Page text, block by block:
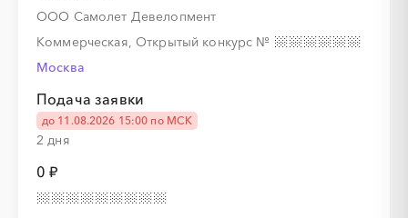
ООО Самолет Девелопмент
Коммерческая, Открытый конкурс №
Москва
Подача заявки
до 11.08.2026 15:00 по МСК
2 дня
0 ₽